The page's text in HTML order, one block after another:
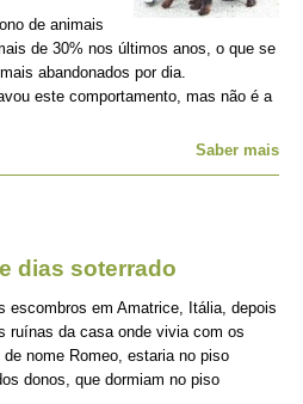
de animais
de 30% nos últimos anos, o que se
abandonados por dia.
este comportamento, mas não é a
Saber mais
dias soterrado
escombros em Amatrice, Itália, depois
ruínas da casa onde vivia com os
nome Romeo, estaria no piso
donos, que dormiam no piso